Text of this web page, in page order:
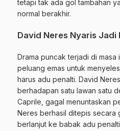
tetapi tak ada gol tambahan
normal berakhir.
David Neres Nyaris Jadi
Drama puncak terjadi di masa
peluang emas untuk
harus adu penalti. David
berhadapan satu lawan satu
Caprile, gagal menuntaskan
Neres berhasil ditepis secara
berlanjut ke babak adu